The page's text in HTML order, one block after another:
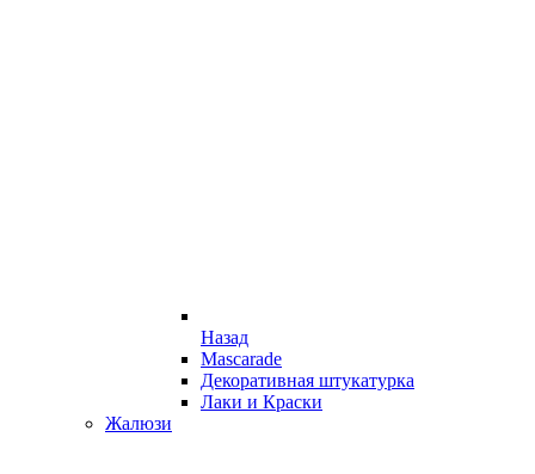
Назад
Mascarade
Декоративная штукатурка
Лаки и Краски
Жалюзи